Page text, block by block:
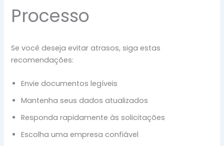
Processo
Se você deseja evitar atrasos, siga estas
recomendações:
Envie documentos legíveis
Mantenha seus dados atualizados
Responda rapidamente às solicitações
Escolha uma empresa confiável